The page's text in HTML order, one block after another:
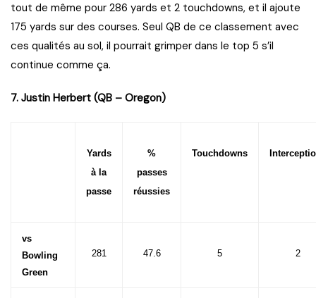
tout de même pour 286 yards et 2 touchdowns, et il ajoute
175 yards sur des courses. Seul QB de ce classement avec
ces qualités au sol, il pourrait grimper dans le top 5 s’il
continue comme ça.
7. Justin Herbert (QB – Oregon)
Yards
à la
passe
%
passes
réussies
Touchdowns
vs
Bowling
Green
281 47.6 5 2